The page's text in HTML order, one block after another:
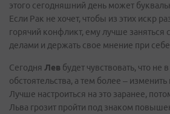
этого сегодняшний день может
Если Рак не хочет, чтобы из этих искр
горячий конфликт, ему лучше
делами и держать свое мнение при
Сегодня Лев будет чувствовать, что не
обстоятельства, а тем более –
Лучше настроиться на это заранее,
Льва грозит пройти под знаком